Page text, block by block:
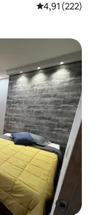
4,91 de uma
4,91 (222)